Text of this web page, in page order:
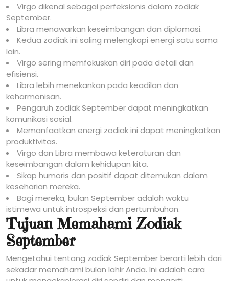
Virgo dikenal sebagai perfeksionis dalam zodiak
September.
Libra menawarkan keseimbangan dan diplomasi.
Kedua zodiak ini saling melengkapi energi satu sama
lain.
Virgo sering memfokuskan diri pada detail dan
efisiensi.
Libra lebih menekankan pada keadilan dan
keharmonisan.
Pengaruh zodiak September dapat meningkatkan
komunikasi sosial.
Memanfaatkan energi zodiak ini dapat meningkatkan
produktivitas.
Virgo dan Libra membawa keteraturan dan
keseimbangan dalam kehidupan kita.
Sikap humoris dan positif dapat ditemukan dalam
keseharian mereka.
Bagi mereka, bulan September adalah waktu
istimewa untuk introspeksi dan pertumbuhan.
Tujuan Memahami Zodiak
September
Mengetahui tentang zodiak September berarti lebih dari
sekadar memahami bulan lahir Anda. Ini adalah cara